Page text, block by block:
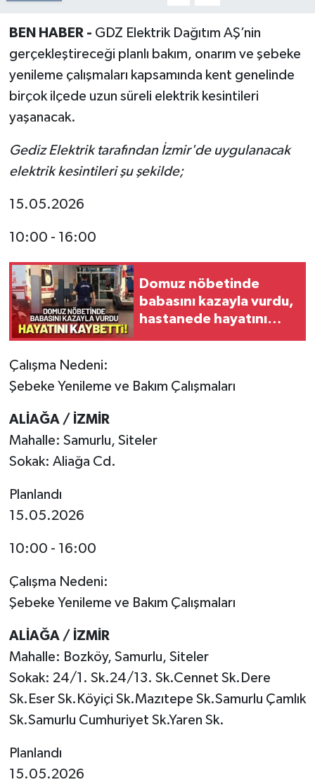
BEN HABER - GDZ Elektrik Dağıtım AŞ’nin
gerçekleştireceği planlı bakım, onarım ve şebeke
yenileme çalışmaları kapsamında kent genelinde
birçok ilçede uzun süreli elektrik kesintileri
yaşanacak.
Gediz Elektrik tarafından İzmir'de uygulanacak
elektrik kesintileri şu şekilde;
15.05.2026
10:00 - 16:00
Domuz nöbetinde
babasını kazayla vurdu,
hastanede hayatını
Çalışma Nedeni:
Şebeke Yenileme ve Bakım Çalışmaları
ALİAĞA / İZMİR
Mahalle: Samurlu, Siteler
Sokak: Aliağa Cd.
Planlandı
15.05.2026
10:00 - 16:00
Çalışma Nedeni:
Şebeke Yenileme ve Bakım Çalışmaları
ALİAĞA / İZMİR
Mahalle: Bozköy, Samurlu, Siteler
Sokak: 24/1. Sk.24/13. Sk.Cennet Sk.Dere
Sk.Eser Sk.Köyiçi Sk.Mazıtepe Sk.Samurlu Çamlık
Sk.Samurlu Cumhuriyet Sk.Yaren Sk.
Planlandı
15.05.2026